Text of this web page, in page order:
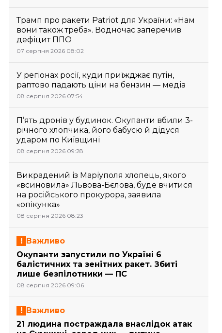
Трамп про ракети Patriot для України: «Нам
вони також треба». Водночас заперечив
дефіцит ППО
07 серпня 2026 08:02
У регіонах росії, куди приїжджає путін,
раптово падають ціни на бензин — медіа
08 серпня 2026 07:54
П’ять дронів у будинок. Окупанти вбили 3-
річного хлопчика, його бабусю й дідуся
ударом по Київщині
08 серпня 2026 09:28
Викрадений із Маріуполя хлопець, якого
«всиновила» Львова-Бєлова, буде вчитися
на російського прокурора, заявила
«опікунка»
08 серпня 2026 08:23
Важливо
Окупанти запустили по Україні 6
балістичних та зенітних ракет. Збиті
лише безпілотники — ПС
08 серпня 2026 09:06
Важливо
21 людина постраждала внаслідок атак